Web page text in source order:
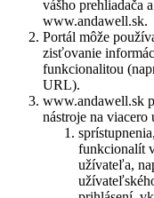
vášho prehliadača
www.andawell.sk.
Portál môže
zisťovanie
funkcionalitou
URL).
www.andawell.sk
nástroje na viacero
funkcionalít
užívateľa,